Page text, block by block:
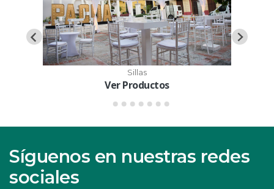
Sillas
Ver Productos
Síguenos en nuestras redes
sociales